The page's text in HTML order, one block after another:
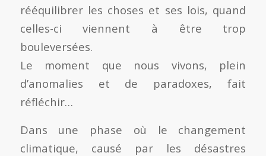
rééquilibrer les choses et ses lois, quand
celles-ci viennent à être trop
bouleversées.
Le moment que nous vivons, plein
d’anomalies et de paradoxes, fait
réfléchir…
Dans une phase où le changement
climatique, causé par les désastres